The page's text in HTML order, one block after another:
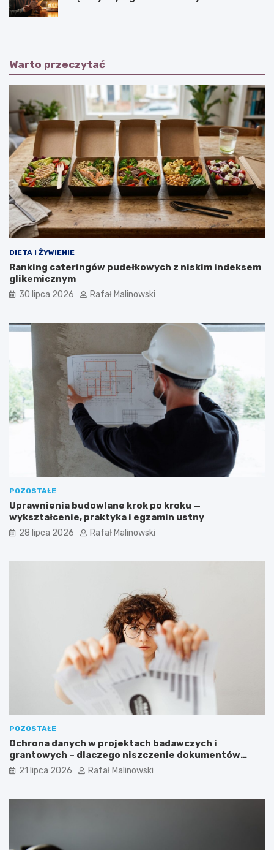
Warto przeczytać
DIETA I ŻYWIENIE
Ranking cateringów pudełkowych z niskim indeksem
glikemicznym
30 lipca 2026 Rafał Malinowski
POZOSTAŁE
Uprawnienia budowlane krok po kroku —
wykształcenie, praktyka i egzamin ustny
28 lipca 2026 Rafał Malinowski
POZOSTAŁE
Ochrona danych w projektach badawczych i
grantowych – dlaczego niszczenie dokumentów
musi być częścią procedury?
21 lipca 2026 Rafał Malinowski